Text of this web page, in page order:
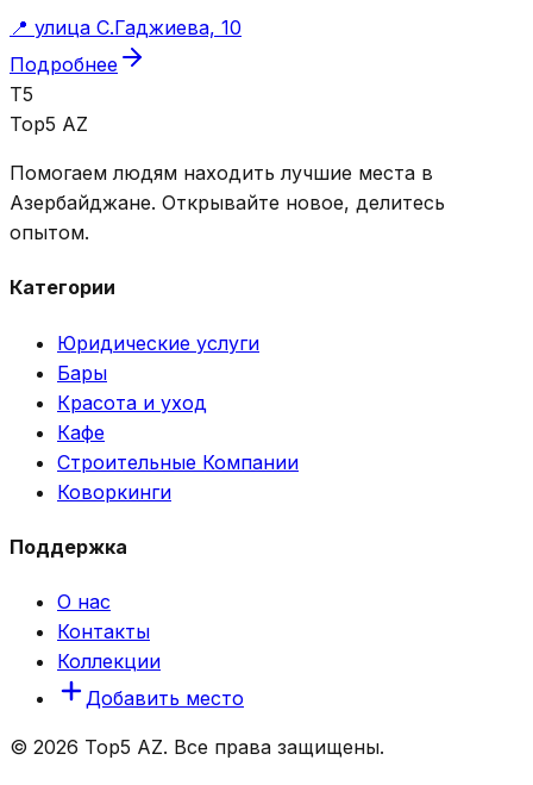
📍 улица С.Гаджиева, 10
Подробнее
T5
Top5 AZ
Помогаем людям находить лучшие места в
Азербайджане. Открывайте новое, делитесь
опытом.
Категории
Юридические услуги
Бары
Красота и уход
Кафе
Строительные Компании
Коворкинги
Поддержка
О нас
Контакты
Коллекции
Добавить место
© 2026 Top5 AZ. Все права защищены.